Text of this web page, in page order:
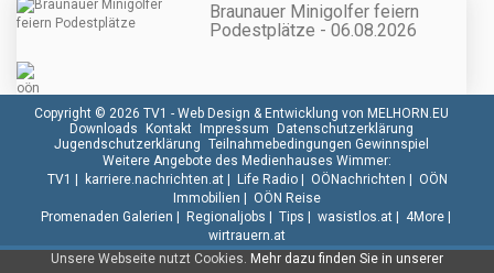
Braunauer Minigolfer feiern
Podestplätze - 06.08.2026
Unsere Webseite nutzt Cookies. Mehr dazu finden Sie in unserer
Copyright © 2026 TV1 - Web Design & Entwicklung von MELHORN.EU
Downloads
Kontakt Impressum
Datenschutzerklärung
Jugendschutzerklärung Teilnahmebedingungen Gewinnspiel
Weitere Angebote des Medienhauses Wimmer:
TV1
karriere.nachrichten.at| Life Radio| OÖNachrichten
OÖN
Immobilien
OÖN Reise
Promenaden Galerien
Regionaljobs Tips wasistlos.at| 4More|
wirtrauern.at